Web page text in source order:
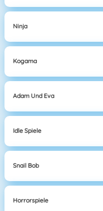
Ninja
Kogama
Adam Und Eva
Idle Spiele
Snail Bob
Horrorspiele